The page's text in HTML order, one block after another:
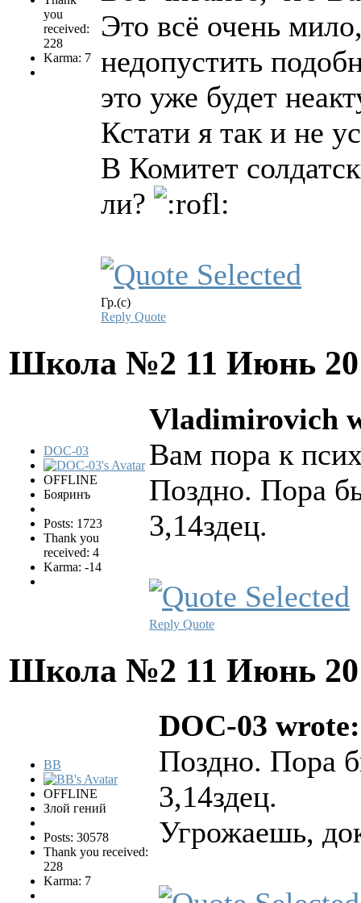
you
received:
228
Karma: 7
Это всё очень
недопустить
это уже будет
Кстати я так и не
В Комитет
ли?
Гр.(с)
Reply Quote
Школа №2 11 Июнь
DOC-03
OFFLINE
Бояринъ
Posts: 1723
Thank you
received: 4
Karma: -14
Vladimirovich
Вам пора к
Поздно. Пора
3,14здец.
Reply Quote
Школа №2 11 Июнь
BB
OFFLINE
Злой гений
Posts: 30578
Thank you received:
228
Karma: 7
DOC-03 wrote:
Поздно. Пора
3,14здец.
Угрожаешь,